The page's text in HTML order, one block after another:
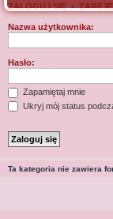
ZALOGUJ SIĘ•
Nazwa użytkownika:
Hasło:
Zapamiętaj mnie
Ukryj mój status
Ta kategoria nie zawiera